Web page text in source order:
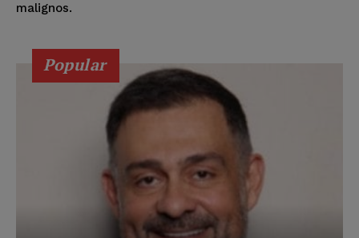
malignos.
Popular